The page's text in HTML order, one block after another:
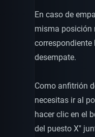
En caso de
misma posición
correspondiente
desempate.
Como anfitrión
necesitas ir al
hacer clic en el
del puesto X"